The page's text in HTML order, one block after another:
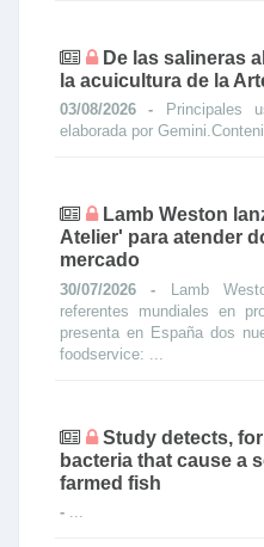
De las salineras
la acuicultura de la
03/08/2026 -
Principales
elaborada por
Lamb Weston
Atelier' para atender
mercado
30/07/2026 - Lamb
referentes mundiales en
presenta en España dos
foodservice: ...
Study detects,
bacteria that cause a
farmed fish
- ...